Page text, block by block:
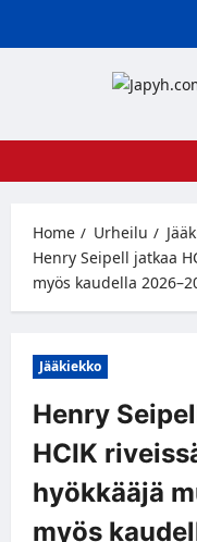
Home Urheilu
Henry Seipell jatkaa
myös kaudella
Jääkiekko
Henry
HCIK
hyökkääjä
myös